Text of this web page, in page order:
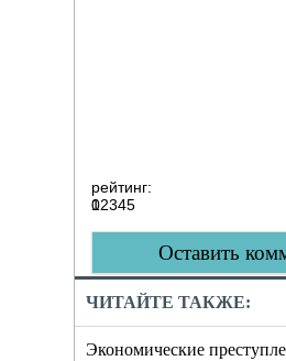
рейтинг:
0
12345
Оставить
ЧИТАЙТЕ ТАКЖЕ:
Экономические